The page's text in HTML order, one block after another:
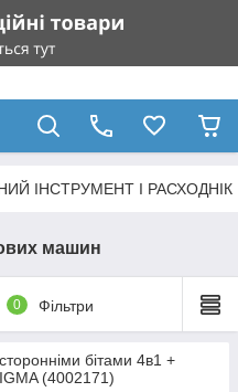
ІНСТРУМЕНТ І РАСХОДНІК
машин
0 Фільтри
бітами 4в1 +
(4002171)